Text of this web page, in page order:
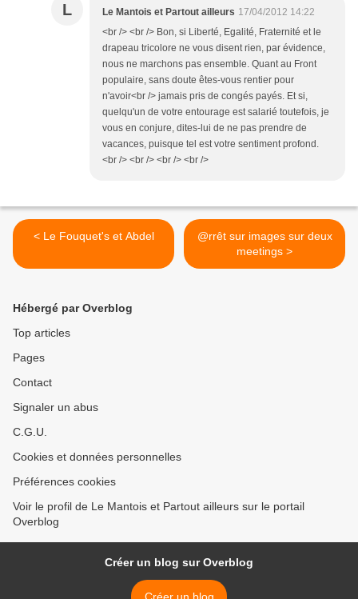
L Le Mantois et Partout ailleurs 17/04/2012 14:22
<br /> <br /> Bon, si Liberté, Egalité, Fraternité et le
drapeau tricolore ne vous disent rien, par évidence,
nous ne marchons pas ensemble. Quant au Front
populaire, sans doute êtes-vous rentier pour
n'avoir<br /> jamais pris de congés payés. Et si,
quelqu'un de votre entourage est salarié toutefois, je
vous en conjure, dites-lui de ne pas prendre de
vacances, puisque tel est votre sentiment profond.
<br /> <br /> <br /> <br />
< Le Fouquet's et Abdel
@rrêt sur images sur deux
meetings >
Hébergé par Overblog
Top articles
Pages
Contact
Signaler un abus
C.G.U.
Cookies et données personnelles
Préférences cookies
Voir le profil de Le Mantois et Partout ailleurs sur le portail
Overblog
Créer un blog sur Overblog